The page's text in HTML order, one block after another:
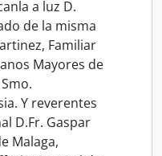
a luz D.
de la misma
Familiar
Mayores de
Y reverentes
D.Fr. Gaspar
Malaga,